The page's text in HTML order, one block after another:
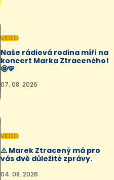
VIDEO
Naše rádiová rodina míří na
koncert Marka Ztraceného!
🤩💛
07. 08. 2026
VIDEO
⚠️ Marek Ztracený má pro
vás dvě důležité zprávy.
04. 08. 2026